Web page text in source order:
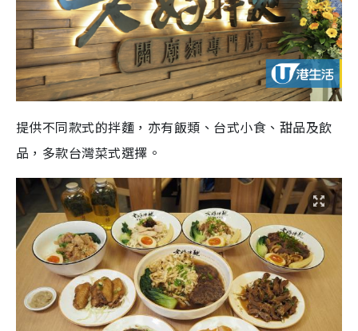
提供不同款式的拌麵，亦有飯類、台式小食、甜品及飲
品，多款台灣菜式選擇。